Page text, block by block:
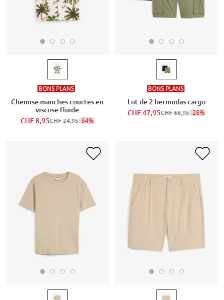
BONS PLANS
Chemise manches courtes en
viscose fluide
CHF 8,95CHF 24,95-64%
BONS PLANS
Lot de 2 bermudas cargo
CHF 47,95CHF 66,95-28%